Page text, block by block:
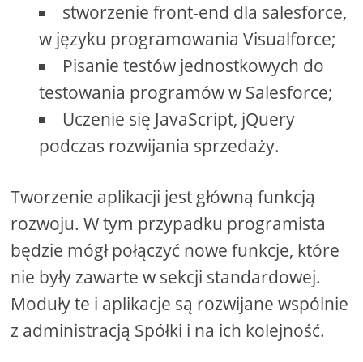
stworzenie front-end dla salesforce,
w języku programowania Visualforce;
Pisanie testów jednostkowych do
testowania programów w Salesforce;
Uczenie się JavaScript, jQuery
podczas rozwijania sprzedaży.
Tworzenie aplikacji jest główną funkcją
rozwoju. W tym przypadku programista
będzie mógł połączyć nowe funkcje, które
nie były zawarte w sekcji standardowej.
Moduły te i aplikacje są rozwijane wspólnie
z administracją Spółki i na ich kolejność.